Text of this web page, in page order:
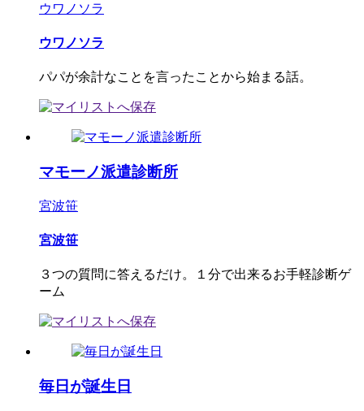
ウワノソラ
ウワノソラ
パパが余計なことを言ったことから始まる話。
マモーノ派遣診断所
宮波笹
宮波笹
３つの質問に答えるだけ。１分で出来るお手軽診断ゲ
ーム
毎日が誕生日